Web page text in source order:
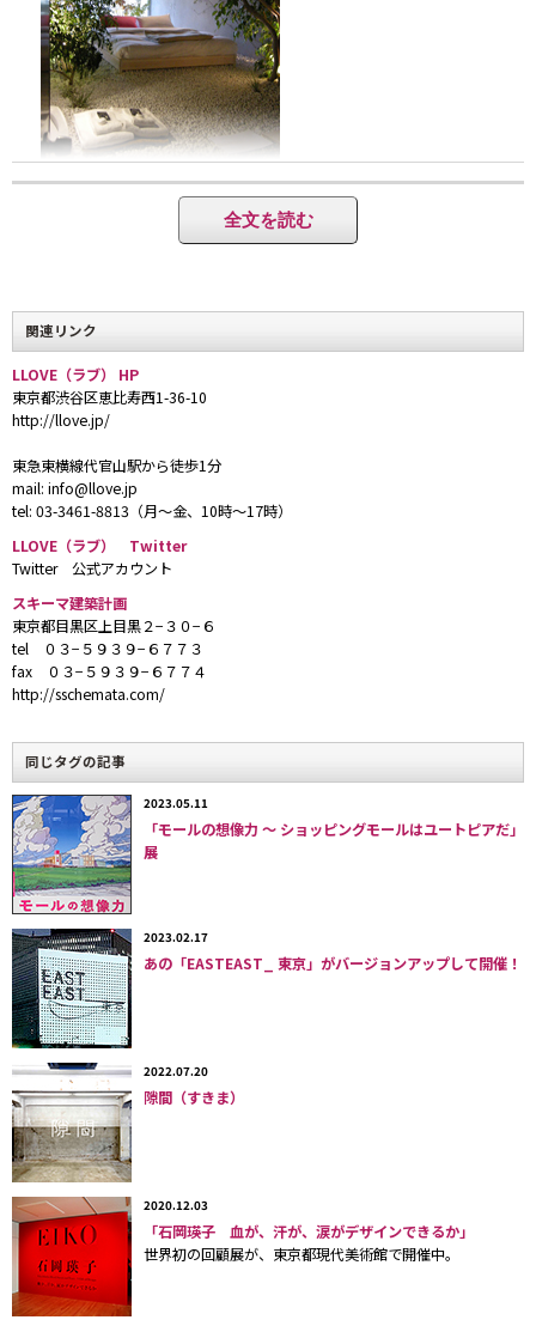
永山祐子さんが手がけた「うずもれる」
部屋。まるで自然の中でキャンプする
ピーケ・バーグマンスが手がけた部屋
“Llove Hotel – Falling in LLove”
っている部屋（Double ￥14,800〜）
リチャード・ハッテンによる「エモー
ショナルな旅」がテーマの部屋。実際
にアムステルダムにある彼のショップ
「MGH20」と同じように、ベッド、壁、
天井、床すべてがレイヤー状のテープ
で覆われており、宿泊者はそこに自由
にメッセージを書き込むことができる
Double ￥14,800〜
全文を読む
関連リンク
LLOVE（ラブ） HP
東京都渋谷区恵比寿西1-36-10
http://llove.jp/
東急東横線代官山駅から徒歩1分
mail: info@llove.jp
tel: 03-3461-8813（月〜金、10時〜17時）
LLOVE（ラブ） Twitter
Twitter 公式アカウント
スキーマ建築計画
東京都目黒区上目黒２−３０−６
tel ０３−５９３９−６７７３
fax ０３−５９３９−６７７４
http://sschemata.com/
同じタグの記事
2023.05.11
「モールの想像力 〜 ショッピングモールはユートピアだ」
展
2023.02.17
あの「EASTEAST_ 東京」がバージョンアップして開催！
2022.07.20
隙間（すきま）
2020.12.03
「石岡瑛子 血が、汗が、涙がデザインできるか」
世界初の回顧展が、東京都現代美術館で開催中。